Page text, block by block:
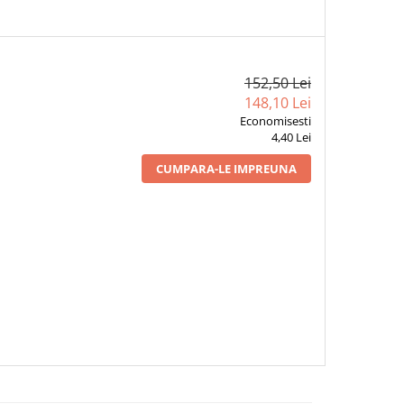
152,50 Lei
148,10 Lei
Economisesti
4,40 Lei
CUMPARA-LE IMPREUNA